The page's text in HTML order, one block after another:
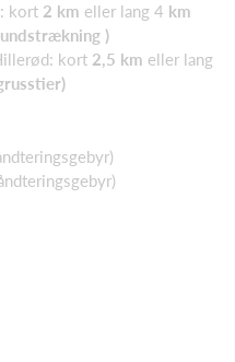
kort 2 km eller lang 4 km
)
kort 2,5 km eller lang